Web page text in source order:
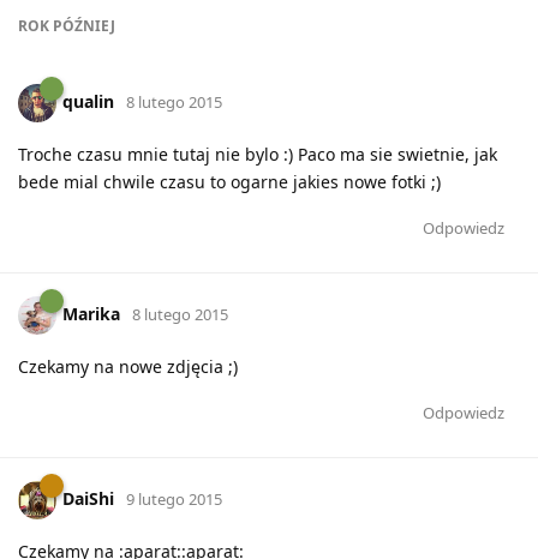
ROK PÓŹNIEJ
qualin 8 lutego 2015
Troche czasu mnie tutaj nie bylo :) Paco ma sie swietnie, jak
bede mial chwile czasu to ogarne jakies nowe fotki ;)
Odpowiedz
Marika 8 lutego 2015
Czekamy na nowe zdjęcia ;)
Odpowiedz
DaiShi 9 lutego 2015
Czekamy na :aparat::aparat: